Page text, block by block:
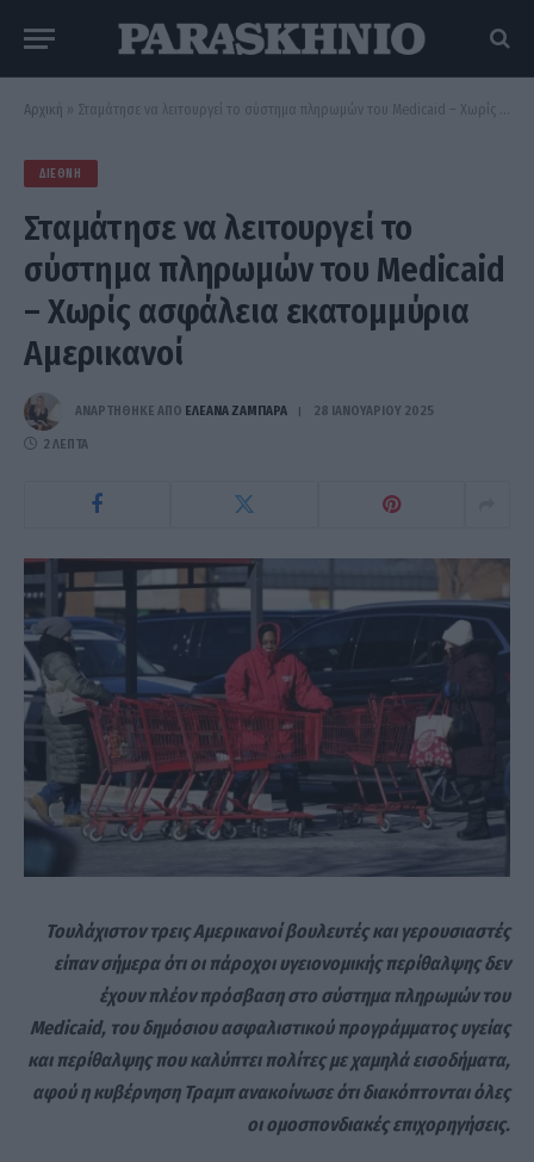
Αρχική » Σταμάτησε να λειτουργεί το σύστημα πληρωμών του Medicaid – Χωρίς ασφάλεια εκατομμύρια Αμερικανοί
ΔΙΕΘΝΉ
Σταμάτησε να λειτουργεί το
σύστημα πληρωμών του Medicaid
– Χωρίς ασφάλεια εκατομμύρια
Αμερικανοί
ΑΝΑΡΤΗΘΗΚΕ ΑΠΟ ΕΛΕΑΝΑ ΖΑΜΠΑΡΑ 28 ΙΑΝΟΥΑΡΊΟΥ 2025
2 ΛΕΠΤΆ
Τουλάχιστον τρεις Αμερικανοί βουλευτές και γερουσιαστές
είπαν σήμερα ότι οι πάροχοι υγειονομικής περίθαλψης δεν
έχουν πλέον πρόσβαση στο σύστημα πληρωμών του
Medicaid, του δημόσιου ασφαλιστικού προγράμματος υγείας
και περίθαλψης που καλύπτει πολίτες με χαμηλά εισοδήματα,
αφού η κυβέρνηση Τραμπ ανακοίνωσε ότι διακόπτονται όλες
οι ομοσπονδιακές επιχορηγήσεις.